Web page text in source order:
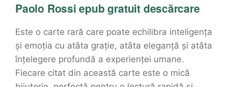
Paolo Rossi epub gratuit descărcare
Este o carte rară care poate echilibra inteligența
și emoția cu atâta grație, atâta eleganță și atâta
înțelegere profundă a experienței umane.
Fiecare citat din această carte este o mică